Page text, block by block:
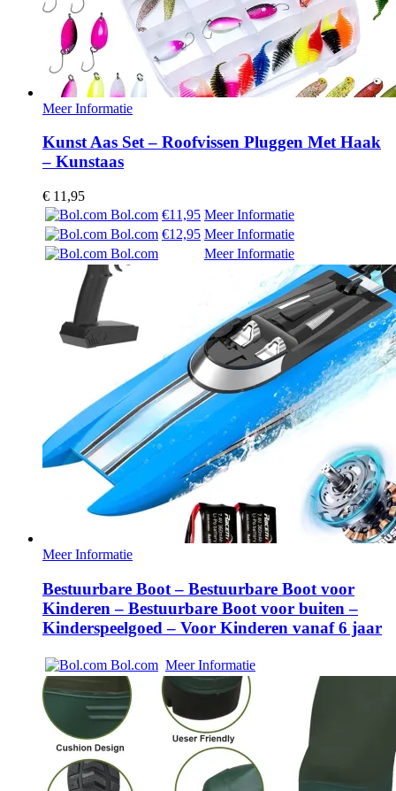
Meer Informatie
Kunst Aas Set – Roofvissen Pluggen Met Haak
– Kunstaas
€ 11,95
Bol.com €11,95 Meer Informatie
Bol.com €12,95 Meer Informatie
Bol.com
Meer Informatie
Meer Informatie
Bestuurbare Boot – Bestuurbare Boot voor
Kinderen – Bestuurbare Boot voor buiten –
Kinderspeelgoed – Voor Kinderen vanaf 6 jaar
Bol.com Meer Informatie